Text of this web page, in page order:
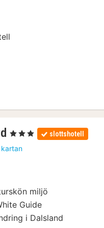
1
natt
från
, 3 Stjärnor slottshotell
miljö
Guide
i Dalsland